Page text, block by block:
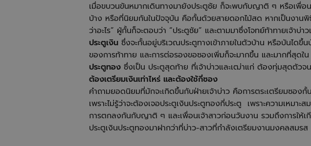
เมื่อขบวนขันหมากเดินทางมายังประตูชัย ก็จะพบกับญาติ ๆ หรือเพื่
บ้าง หรือที่นิยมกันในปัจจุบัน คือกั้นด้วยสายดอกไม้สด หากเป็นงานพิ
ว่าอะไร” ผู้กั้นก็จะตอบว่า “ประตูชัย” และตามมาซึ่งโจทย์ท้าทายเจ้าบ่า
ประตูเงิน ซึ่งจะกั้นอยู่บริเวณประตูทางเข้าภายในตัวบ้าน หรือบันไดขึ้
ของการท้าทาย และการต่อรองขอซองเพิ่มก็จะมากขึ้น และมากที่สุดใน
ประตูทอง ซึ่งเป็น ประตูสุดท้าย ที่เจ้าบ่าวและเฒ่าแก่ ต้องทุ่มสุดตัวจ
ต้องเตรียมเงินเท่าไหร่ และต้องใช้กี่ซอง
คำถามยอดนิยมที่มักจะเกิดขึ้นกับฝ่ายเจ้าบ่าว คือการตระเตรียมซองกั้
เพราะไม่รู้ว่าจะต้องเจอประตูเงินประตูทองกี่ประตู เพราะความเหม
การตกลงกันกับญาติ ๆ และเพื่อนเจ้าสาวก่อนวันงาน รวมถึงการใ
ประตูเงินประตูทองมาฝากว่าที่บ่าว-สาวที่กำลังเตรียมงานมงคลสม